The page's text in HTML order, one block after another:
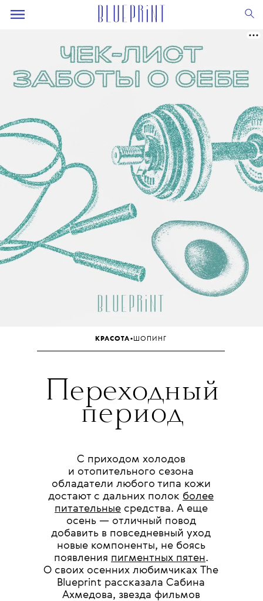
КРАСОТА•ШОПИНГ
Переходный
период
С приходом холодов
и отопительного сезона
обладатели любого типа кожи
достают с дальних полок более
питательныесредства. А еще
осень — отличный повод
добавить в повседневный уход
новые компоненты, не боясь
появления пигментных пятен.
О своих осенних любимчиках The
Blueprint рассказала Сабина
Ахмедова, звезда фильмов